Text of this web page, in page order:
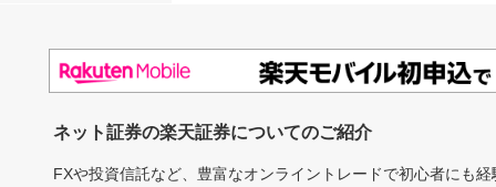
ネット証券の楽天証券についてのご紹介
FXや投資信託など、豊富なオンライントレードで初心者にも